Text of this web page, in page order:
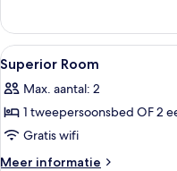
suite
Alle
foto's
voor
Superior
Room
laden
6
Superior Room
Max. aantal: 2
1 tweepersoonsbed OF 2
Gratis wifi
Meer informatie
Meer